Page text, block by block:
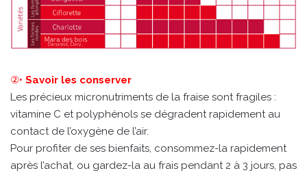
②• Savoir les conserver
Les précieux micronutriments de la fraise sont fragiles :
vitamine C et polyphénols se dégradent rapidement au
contact de l’oxygène de l’air.
Pour profiter de ses bienfaits, consommez-la rapidement
après l’achat, ou gardez-la au frais pendant 2 à 3 jours, pas